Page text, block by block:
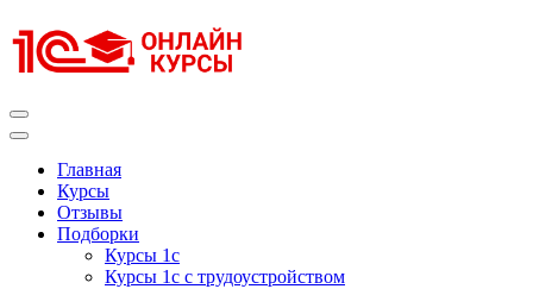
к
содержимому
Главная
Курсы
Отзывы
Подборки
Курсы 1с
Курсы 1с с трудоустройством